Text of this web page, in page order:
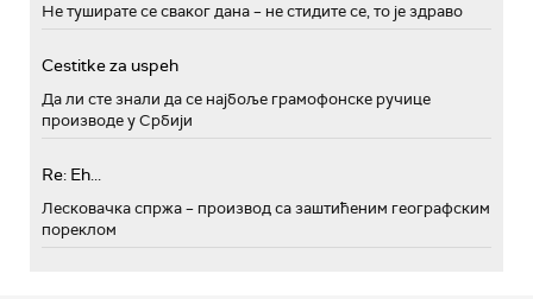
Не туширате се сваког дана – не стидите се, то је здраво
Cestitke za uspeh
Да ли сте знали да се најбоље грамофонске ручице
производе у Србији
Re: Eh...
Лесковачка спржа – производ са заштићеним географским
пореклом